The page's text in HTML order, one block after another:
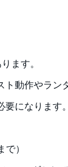
ます。
動作やラン
になります。
）